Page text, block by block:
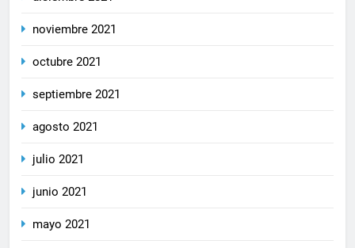
noviembre 2021
octubre 2021
septiembre 2021
agosto 2021
julio 2021
junio 2021
mayo 2021